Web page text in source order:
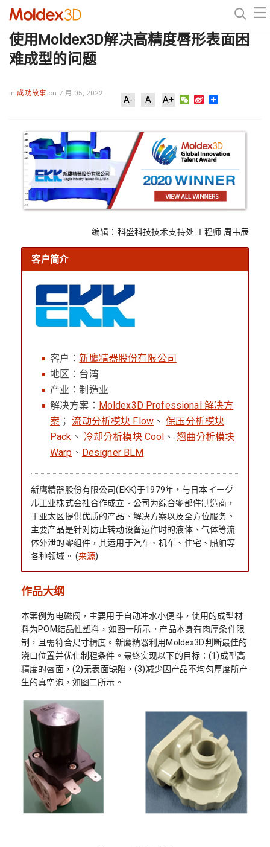
使用Moldex3D解决高精度唇形表面困
难成型的问题
in成功故事 on 7 月 05, 2022
A- A A+ WeChat
Sina
编辑：科盛科技技术支持处 工程师 周韦辰
客户简介
客户：新鹰精器股份有限公司
地区：台湾
产业：制造业
解决方案： Moldex3D Professional 解决方
案 ；流动分析模块 Flow、保压分析模块
Pack 、 冷却分析模块 Cool 、 翘曲分析模块
Warp 、 Designer BLM
新鹰精器股份有限公司(EKK)于1979年，与日本イーグ
ル工业株式会社合作成立。公司为综合零部件制造商，
于亚太区提供优质的产品、解决方案以及全方位服务。
主要产品是针对防止转动设备运作时的液体、气体等流
体外泄的零组件，其运用于汽车、机车、住宅、船舶等
各种领域。 (来源)
作品大纲
本案例为电磁阀，主要用于自动冲水小便斗，使用的成型材
料为POM结晶性塑料，如图一所示。产品本身有肉厚条件限
制，且需符合尺寸精度。新鹰精器利用Moldex3D判断最佳的
浇口位置并优化制程条件。最终实现以下的目标：(1)成型高
精度的唇面，(2)无表面缺陷，(3)减少因产品不均匀厚度所产
生的真空泡，如图二所示。